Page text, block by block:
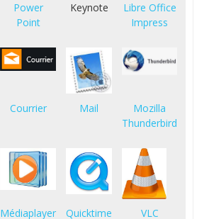
Power
Point
Keynote
Libre Office
Impress
Courrier Mail
Mozilla
Thunderbird
Médiaplayer
Quicktime
VLC